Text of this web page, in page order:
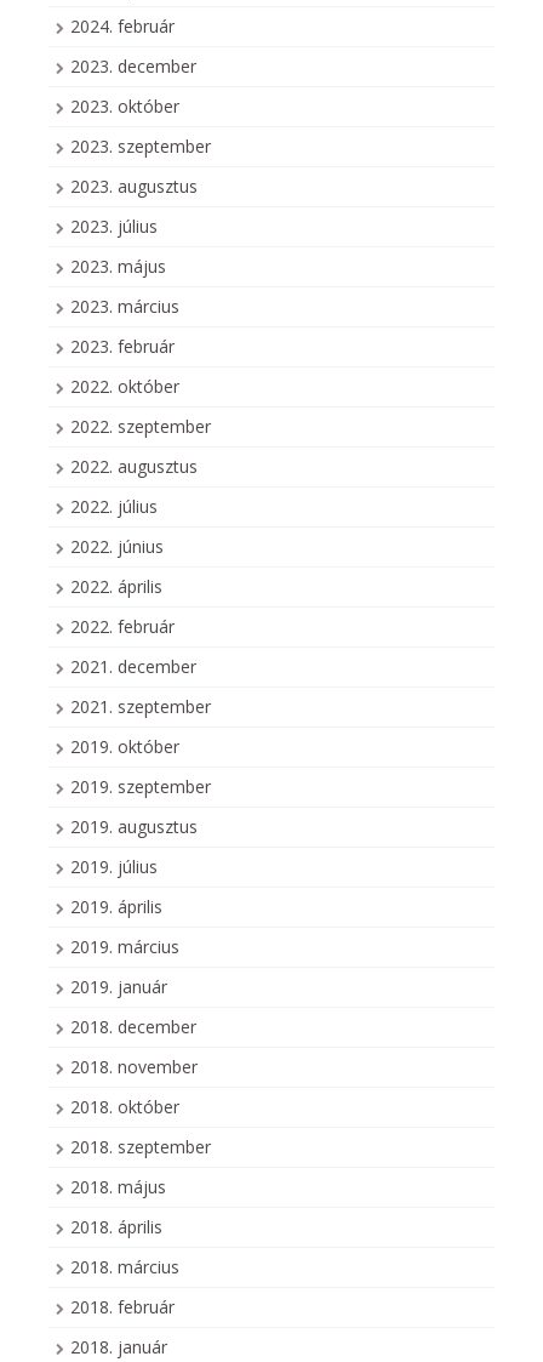
2024. február
2023. december
2023. október
2023. szeptember
2023. augusztus
2023. július
2023. május
2023. március
2023. február
2022. október
2022. szeptember
2022. augusztus
2022. július
2022. június
2022. április
2022. február
2021. december
2021. szeptember
2019. október
2019. szeptember
2019. augusztus
2019. július
2019. április
2019. március
2019. január
2018. december
2018. november
2018. október
2018. szeptember
2018. május
2018. április
2018. március
2018. február
2018. január